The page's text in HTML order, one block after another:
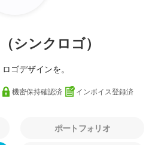
シンクロゴ）
ゴデザインを。
機密保持確認済 インボイス登録済
ポートフォリオ